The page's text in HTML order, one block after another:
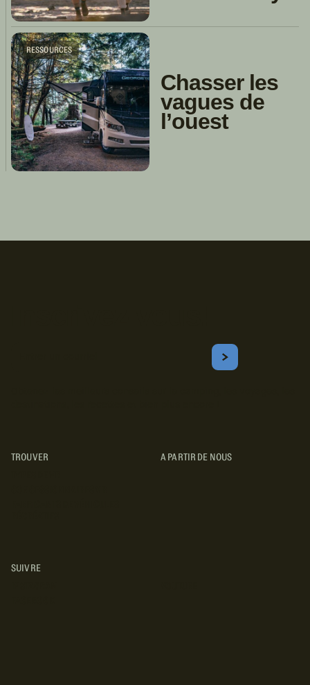
RESSOURCES
Chasser les
vagues de
l’ouest
S'ABONNER
SUIVRE
TROUVER
A PARTIR DE NOUS